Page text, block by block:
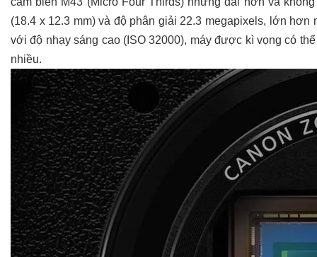
(18.4 x 12.3 mm) và độ phân giải 22.3 megapixels, lớn
với độ nhạy sáng cao (ISO 32000), máy được kì vọng có
nhiều.